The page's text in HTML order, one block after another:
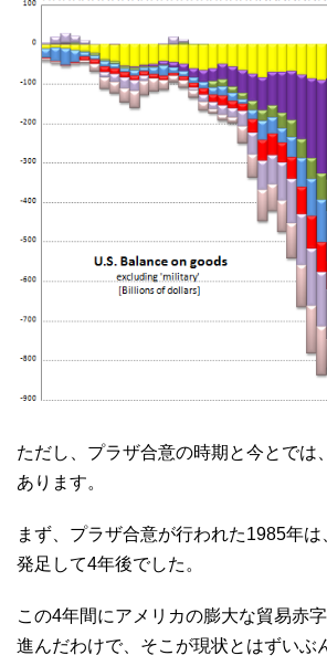
ただし、プラザ合意の時期と今とでは
あります。
まず、プラザ合意が行われた1985年
発足して4年後でした。
この4年間にアメリカの膨大な貿易赤
進んだわけで、そこが現状とはずいぶ